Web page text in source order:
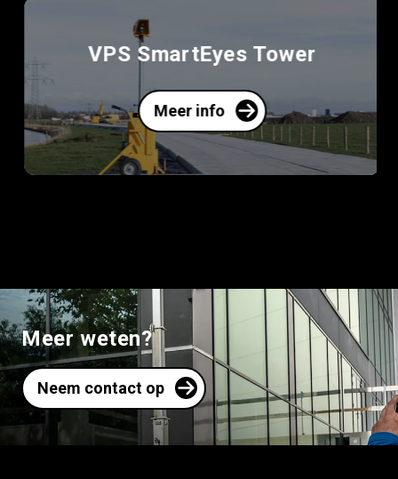
VPS SmartEyes Tower
Meer info
Meer weten?
Neem contact op